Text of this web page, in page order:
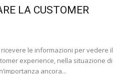
LA CUSTOMER
le informazioni per vedere il
experience, nella situazione di
ancora...